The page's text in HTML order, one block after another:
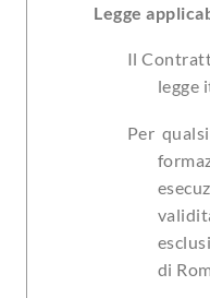
Legge
Il Contratto on line è regolato dalla
legge
Per qualsiasi controversia relativa alla
di